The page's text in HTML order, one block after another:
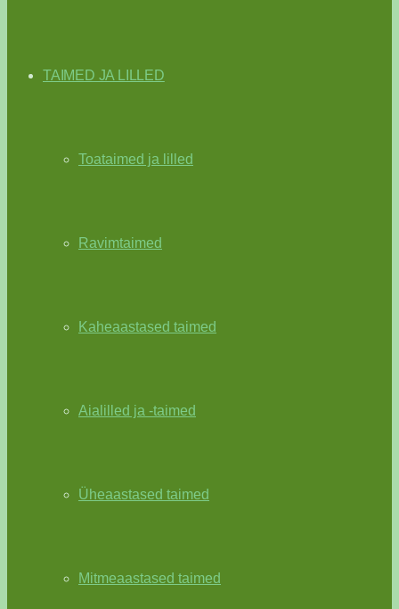
TAIMED JA LILLED
Toataimed ja lilled
Ravimtaimed
Kaheaastased taimed
Aialilled ja -taimed
Üheaastased taimed
Mitmeaastased taimed